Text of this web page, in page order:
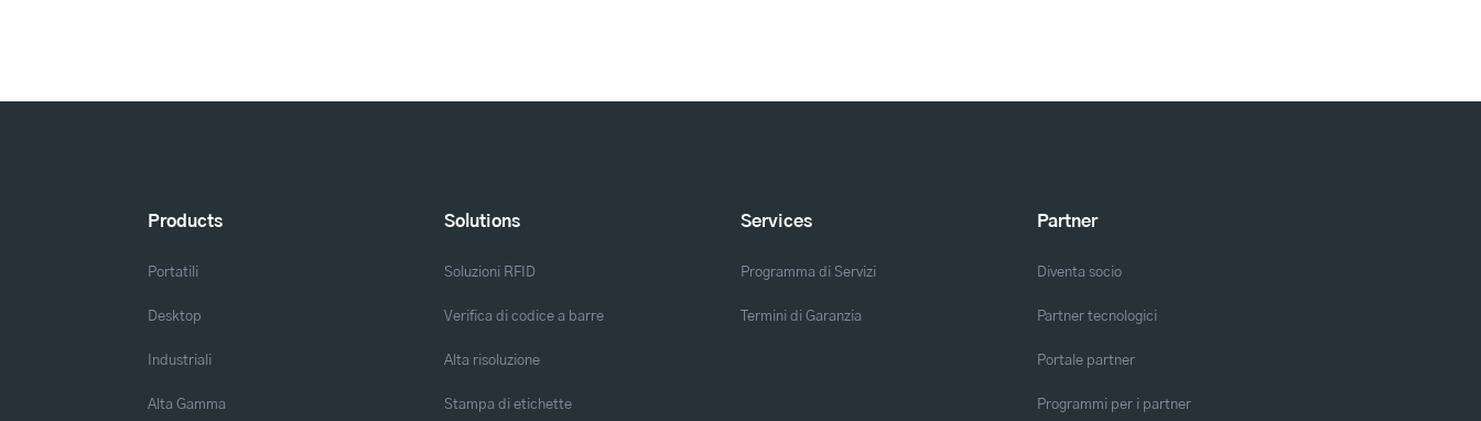
Products
Portatili
Desktop
Industriali
Alta Gamma
Solutions
Soluzioni RFID
Verifica di codice a barre
Alta risoluzione
Stampa di etichette
Services
Programma di Servizi
Termini di Garanzia
Partner
Diventa socio
Partner tecnologici
Portale partner
Programmi per i partner